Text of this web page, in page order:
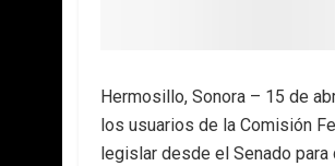
Hermosillo, Sonora – 15 de
los usuarios de la Comisión
legislar desde el Senado